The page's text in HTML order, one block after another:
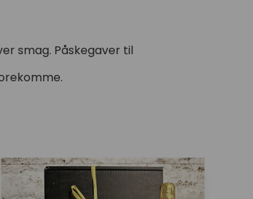
smag. Påskegaver til